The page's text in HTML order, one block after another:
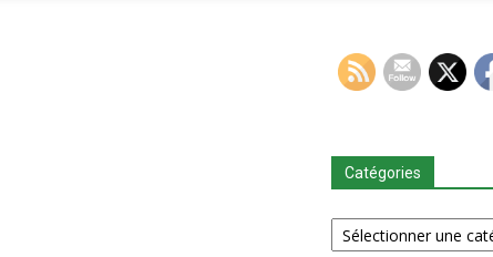
Catégories
Catégories